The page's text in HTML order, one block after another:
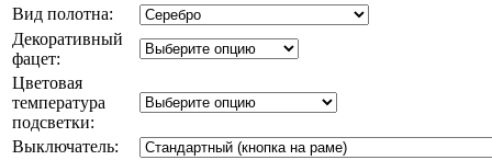
Вид полотна:
Декоративный
фацет:
Цветовая
температура
подсветки:
Выключатель: